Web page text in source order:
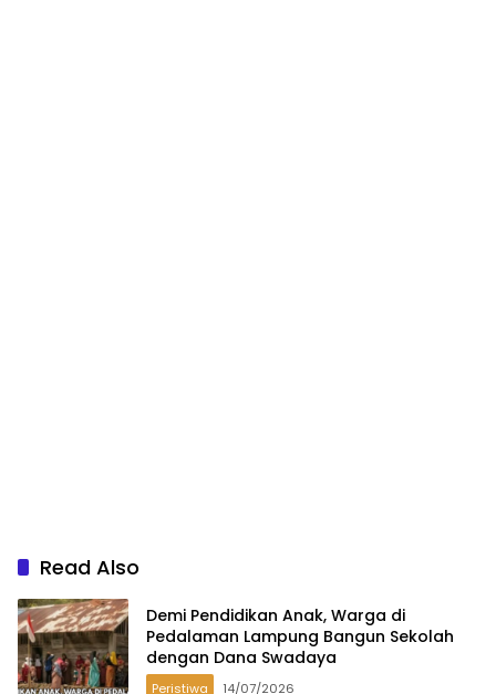
Read Also
Demi Pendidikan Anak, Warga di
Pedalaman Lampung Bangun Sekolah
dengan Dana Swadaya
Peristiwa 14/07/2026